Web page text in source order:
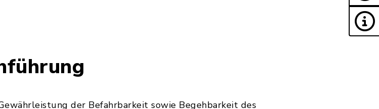
der Befahrbarkeit sowie Begehbarkeit des